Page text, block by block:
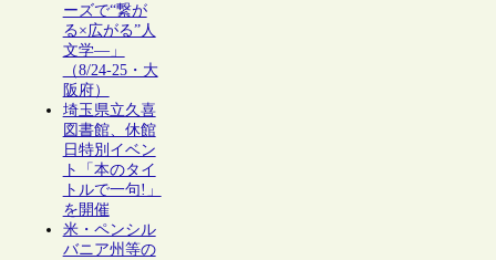
ーズで“繋が
る×広がる”人
文学―」
（8/24-25・大
阪府）
埼玉県立久喜
図書館、休館
日特別イベン
ト「本のタイ
トルで一句!」
を開催
米・ペンシル
バニア州等の